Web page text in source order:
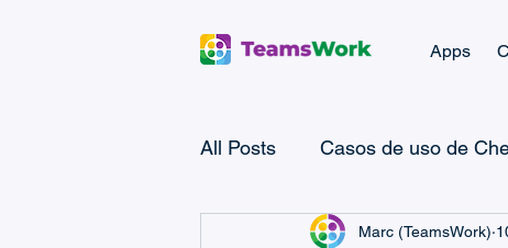
Apps
All Posts Casos de uso de
Microsoft Power Automate
Marc (TeamsWork)